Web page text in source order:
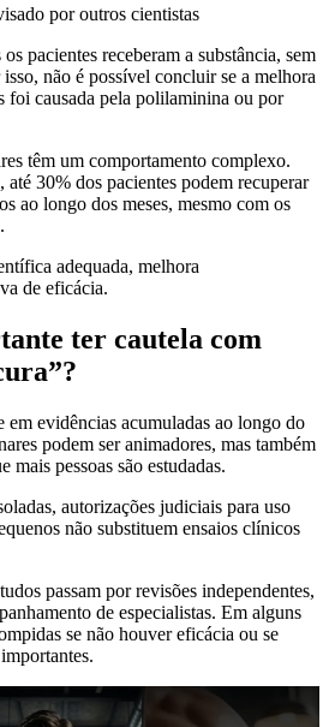
por outros cientistas
pacientes receberam a substância, sem
não é possível concluir se a melhora
foi causada pela polilaminina ou por
têm um comportamento complexo.
30% dos pacientes podem recuperar
ao longo dos meses, mesmo com os
adequada, melhora
de eficácia.
ter cautela com
em evidências acumuladas ao longo do
podem ser animadores, mas também
mais pessoas são estudadas.
autorizações judiciais para uso
não substituem ensaios clínicos
passam por revisões independentes,
de especialistas. Em alguns
se não houver eficácia ou se